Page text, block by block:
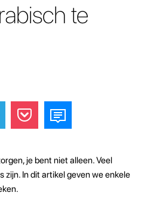
te
je bent niet alleen. Veel
In dit artikel geven we enkele